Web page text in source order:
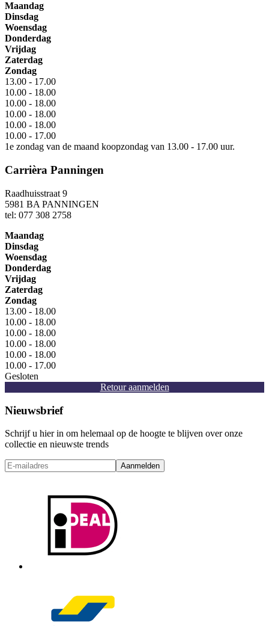
Maandag
Dinsdag
Woensdag
Donderdag
Vrijdag
Zaterdag
Zondag
13.00 - 17.00
10.00 - 18.00
10.00 - 18.00
10.00 - 18.00
10.00 - 18.00
10.00 - 17.00
1e zondag van de maand koopzondag van 13.00 - 17.00 uur.
Carrièra Panningen
Raadhuisstraat 9
5981 BA PANNINGEN
tel: 077 308 2758
Maandag
Dinsdag
Woensdag
Donderdag
Vrijdag
Zaterdag
Zondag
13.00 - 18.00
10.00 - 18.00
10.00 - 18.00
10.00 - 18.00
10.00 - 18.00
10.00 - 17.00
Gesloten
Retour aanmelden
Nieuwsbrief
Schrijf u hier in om helemaal op de hoogte te blijven over onze
collectie en nieuwste trends
Aanmelden